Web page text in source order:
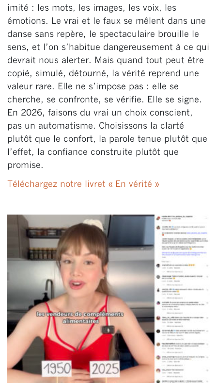
imité : les mots, les images, les voix, les
émotions. Le vrai et le faux se mêlent dans une
danse sans repère, le spectaculaire brouille le
sens, et l’on s’habitue dangereusement à ce qui
devrait nous alerter. Mais quand tout peut être
copié, simulé, détourné, la vérité reprend une
valeur rare. Elle ne s’impose pas : elle se
cherche, se confronte, se vérifie. Elle se signe.
En 2026, faisons du vrai un choix conscient,
pas un automatisme. Choisissons la clarté
plutôt que le confort, la parole tenue plutôt que
l’effet, la confiance construite plutôt que
promise.
Téléchargez notre livret « En vérité »